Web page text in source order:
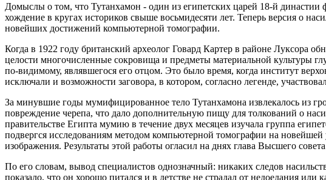
Домыслы о том, что Тутанхамон - один из египетских царей 18-й
хождение в кругах историков свыше восьмидесяти лет. Теперь версия о
новейших достижений компьютерной томографии.
Когда в 1922 году британский археолог Говард Картер в районе Луксора
целости многочисленные сокровища и предметы материальной культуры
по-видимому, являвшегося его отцом. Это было время, когда институт
исключали и возможности заговора, в котором, согласно легенде,
За минувшие годы мумифицированное тело Тутанхамона извлекалось из
повреждение черепа, что дало дополнительную пищу для толкований о
правительстве Египта мумию в течение двух месяцев изучала группа
подвергся исследованиям методом компьютерной томографии на
изображения. Результаты этой работы огласил на днях глава Высшего
По его словам, вывод специалистов однозначный: никаких следов
показало, что он хорошо питался и в детстве не страдал от недоедания